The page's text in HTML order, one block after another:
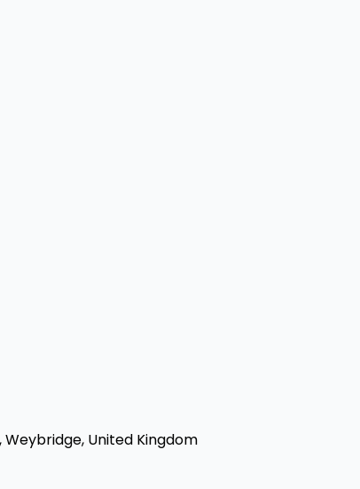
United Kingdom